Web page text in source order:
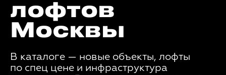
лофтов
Москвы
В каталоге — новые объекты, лофты
по спец цене и инфраструктура